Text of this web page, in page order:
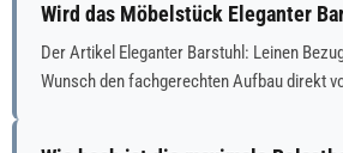
Wird das Möbelstück Eleganter
Der Artikel Eleganter Barstuhl: Leinen
Wunsch den fachgerechten Aufbau direkt